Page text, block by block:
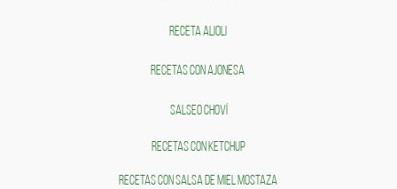
RECETA ALIOLI
RECETAS CON AJONESA
SALSEO CHOVÍ
RECETAS CON KETCHUP
RECETAS CON SALSA DE MIEL MOSTAZA